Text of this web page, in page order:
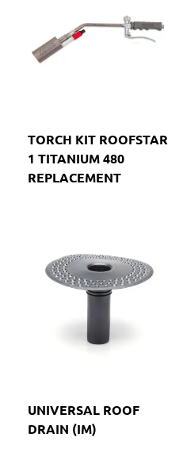
TORCH KIT ROOFSTAR
1 TITANIUM 480
REPLACEMENT
UNIVERSAL ROOF
DRAIN (IM)